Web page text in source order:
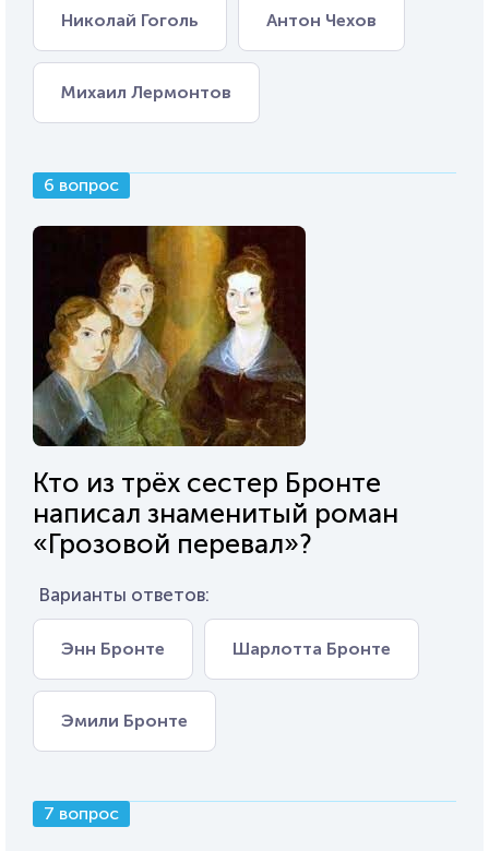
Николай Гоголь Антон Чехов
Михаил Лермонтов
6 вопрос
Кто из трёх сестер Бронте
написал знаменитый роман
«Грозовой перевал»?
Варианты ответов:
Энн Бронте Шарлотта Бронте
Эмили Бронте
7 вопрос